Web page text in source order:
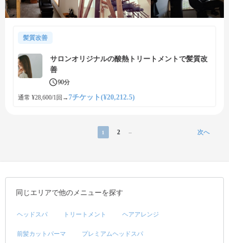
髪質改善
サロンオリジナルの酸熱トリートメントで髪質改
善
90分
通常 ¥28,600/1回 →7チケット(¥20,212.5)
1 2 次へ
同じエリアで他のメニューを探す
ヘッドスパ トリートメント ヘアアレンジ
前髪カットパーマ プレミアムヘッドスパ